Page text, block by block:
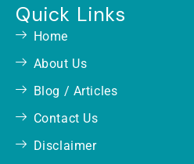
Quick Links
Home
About Us
Blog / Articles
Contact Us
Disclaimer